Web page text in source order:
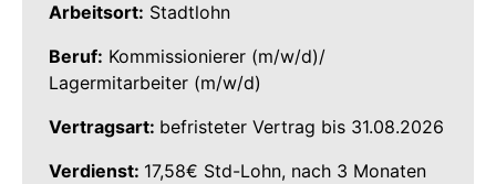
Arbeitsort: Stadtlohn
Beruf: Kommissionierer (m/w/d)/
Lagermitarbeiter (m/w/d)
Vertragsart: befristeter Vertrag bis 31.08.2026
Verdienst: 17,58€ Std-Lohn, nach 3 Monaten